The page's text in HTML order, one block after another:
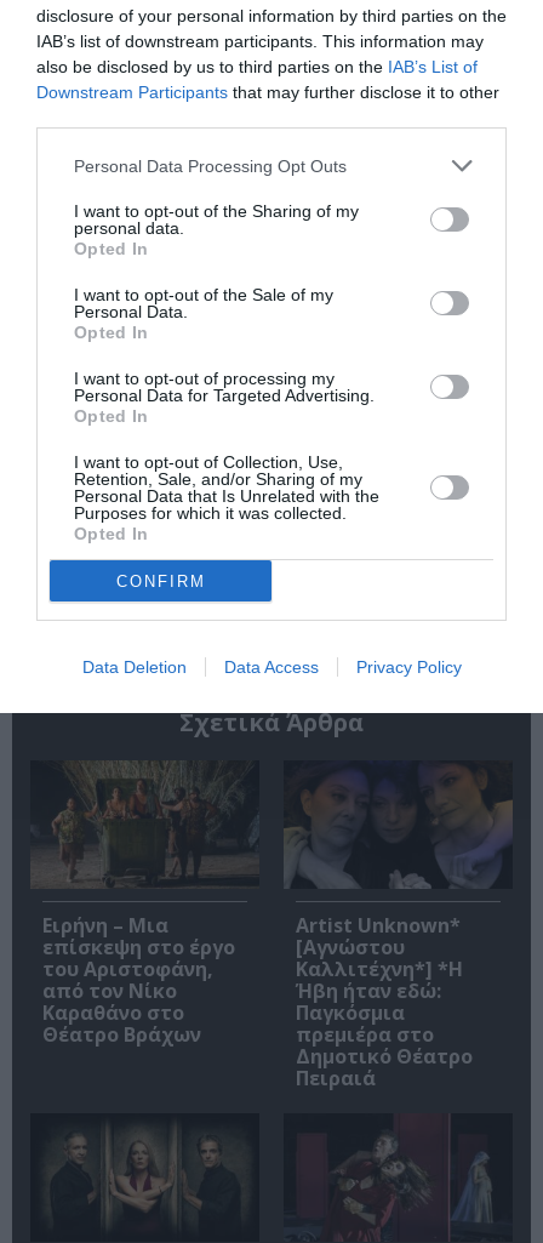
disclosure of your personal information by third parties on the
IAB’s list of downstream participants. This information may
also be disclosed by us to third parties on the IAB’s List of
Downstream Participants that may further disclose it to other
Personal Data Processing Opt Outs
I want to opt-out of the Sharing of my
personal data.
Opted In
I want to opt-out of the Sale of my
Personal Data.
Opted In
I want to opt-out of processing my
Personal Data for Targeted Advertising.
Opted In
I want to opt-out of Collection, Use,
Retention, Sale, and/or Sharing of my
Personal Data that Is Unrelated with the
Purposes for which it was collected.
Opted In
CONFIRM
Data Deletion Data Access Privacy Policy
Δείτε όλα τατελευταία νέαγια την Τέχνη και τον
Πολιτισμό στοCulturenow.gr
Tags
ΕΛΛΗΝΙΚΟ ΕΡΓΟ
ΚΩΜΩΔΙΑ
Κάθε βδομάδα στο e-mail σας τα τελευταία νέα για
την Τέχνη και τον Πολιτισμό!
Ακολουθήστε το Culturenow.gr
Σχετικά Άρθρα
Ειρήνη – Μια
επίσκεψη στο έργο
του Αριστοφάνη,
από τον Νίκο
Καραθάνο στο
Θέατρο Βράχων
Artist Unknown*
[Αγνώστου
Καλλιτέχνη*] *Η
Ήβη ήταν εδώ:
Παγκόσμια
πρεμιέρα στο
Δημοτικό Θέατρο
Πειραιά